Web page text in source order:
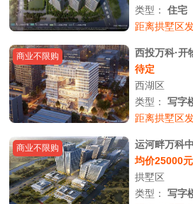
类型：住宅
距离拱墅区
商业不限购
西投万科·开
待定
西湖区
类型：写字
距离拱墅区
商业不限购
运河畔万科
均价25000
拱墅区
类型：写字